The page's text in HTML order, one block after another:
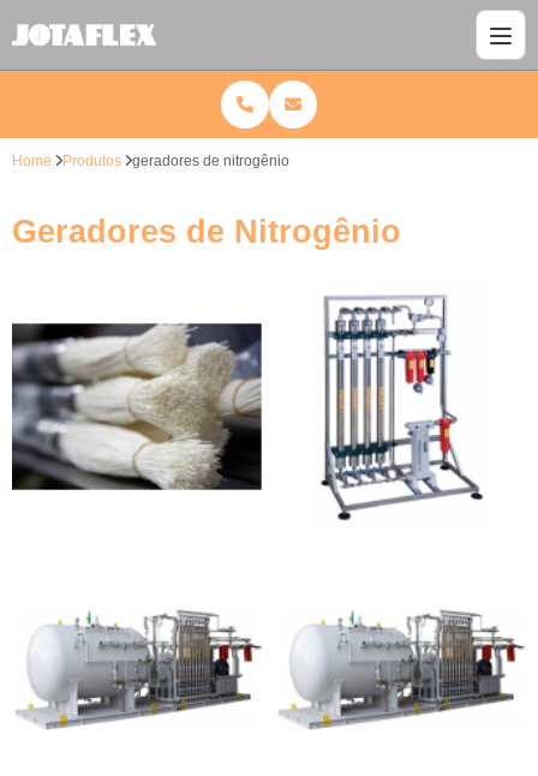
Home Produtos geradores de nitrogênio
Geradores de Nitrogênio